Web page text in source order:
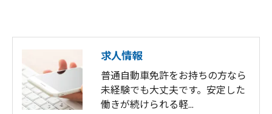
求人情報
普通自動車免許をお持ちの方なら
未経験でも大丈夫です。安定した
働きが続けられる軽…